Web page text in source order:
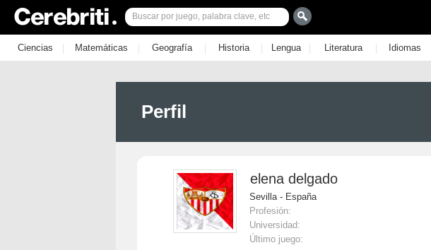
Ciencias | Matemáticas | Geografía | Historia | Lengua | Literatura | Idiomas
Perfil
elena delgado
Sevilla - España
Profesión:
Universidad:
Último juego: